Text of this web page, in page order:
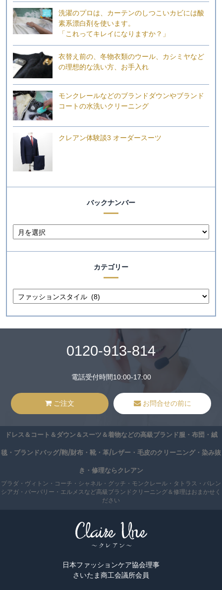
洗濯のプロは、カーテンのしつこいカビには酸
素系漂白剤を使います。
「これってキレイになりますか？」
衣替え前の、冬物衣類のウール、カシミヤなど
の理想的な洗い方、お手入れ
モンクレールなどのブランドダウンやブランド
コートの水洗いクリーニング
クレアン体験談3 オーダースーツ
バックナンバー
カテゴリー
0120-913-814
電話受付時間10:00-17:00
ご注文 お問合せの前に
ドレス＆コート＆ダウン＆スーツ＆着物などの高級ブランド服・布団・絨
毯・ブランドバッグ/鞄/財布・靴・革/レザー・毛皮のクリーニング・染み抜
き・修理ならクレアン
プラダ・ヴィトン・コーチ・シャネル・グッチ・モンクレール・タトラス・バレン
シアガ・バーバリー・エルメスなど高級ブランドクリーニング＆修理はおまかせく
ださい
日本ファッションケア協会理事
さいたま商工会議所会員